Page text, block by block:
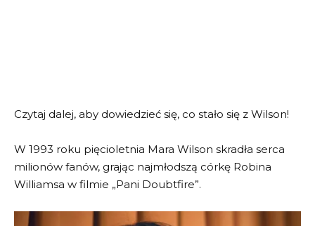
Czytaj dalej, aby dowiedzieć się, co stało się z Wilson!
W 1993 roku pięcioletnia Mara Wilson skradła serca
milionów fanów, grając najmłodszą córkę Robina
Williamsa w filmie „Pani Doubtfire”.